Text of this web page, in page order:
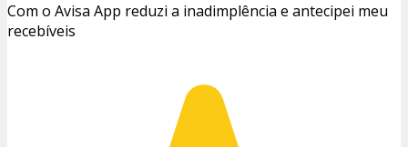
Com o Avisa App reduzi a inadimplência e antecipei meu
recebíveis